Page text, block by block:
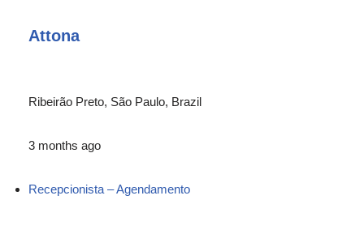
Attona
Ribeirão Preto, São Paulo, Brazil
3 months ago
Recepcionista – Agendamento